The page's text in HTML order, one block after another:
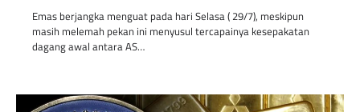
Emas berjangka menguat pada hari Selasa ( 29/7), meskipun
masih melemah pekan ini menyusul tercapainya kesepakatan
dagang awal antara AS…